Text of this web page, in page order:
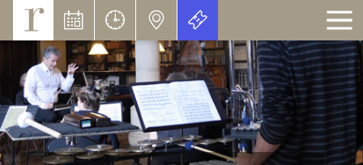
Panneau de gestion des cookies